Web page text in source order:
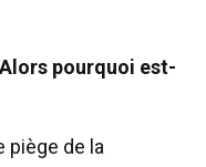
Alors pourquoi est-
piège de la